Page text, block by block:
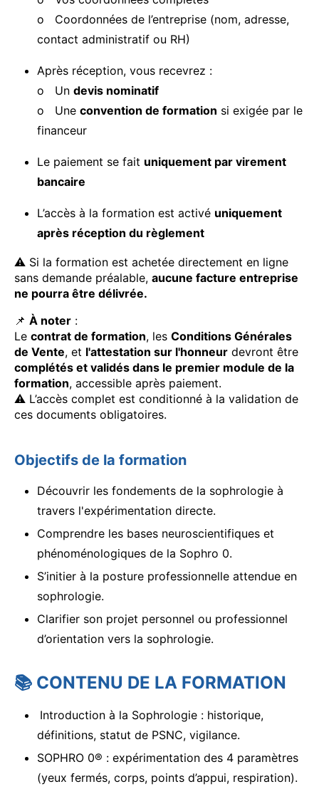
o Coordonnées de l’entreprise (nom, adresse,
contact administratif ou RH)
Après réception, vous recevrez :
o Un devis nominatif
o Une convention de formation si exigée par le
financeur
Le paiement se fait uniquement par virement
bancaire
L’accès à la formation est activé uniquement
après réception du règlement
⚠️ Si la formation est achetée directement en ligne
sans demande préalable, aucune facture entreprise
ne pourra être délivrée.
📌 À noter :
Le contrat de formation, les Conditions Générales
de Vente, et l'attestation sur l'honneur devront être
complétés et validés dans le premier module de la
formation, accessible après paiement.
⚠️ L’accès complet est conditionné à la validation de
ces documents obligatoires.
Objectifs de la formation
Découvrir les fondements de la sophrologie à
travers l'expérimentation directe.
Comprendre les bases neuroscientifiques et
phénoménologiques de la Sophro 0.
S’initier à la posture professionnelle attendue en
sophrologie.
Clarifier son projet personnel ou professionnel
d’orientation vers la sophrologie.
📚 CONTENU DE LA FORMATION
Introduction à la Sophrologie : historique,
définitions, statut de PSNC, vigilance.
SOPHRO 0® : expérimentation des 4 paramètres
(yeux fermés, corps, points d’appui, respiration).